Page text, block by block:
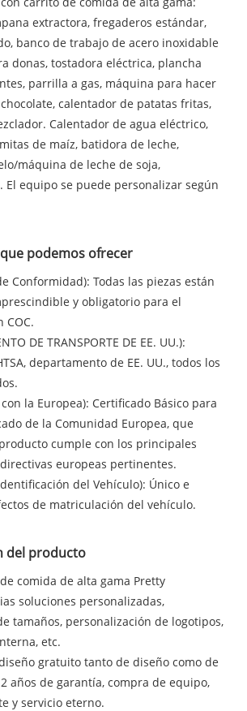
extractora, fregaderos estándar,
banco de trabajo de acero inoxidable
donas, tostadora eléctrica, plancha
parrilla a gas, máquina para hacer
calentador de patatas fritas,
Calentador de agua eléctrico,
de maíz, batidora de leche,
máquina de leche de soja,
El equipo se puede personalizar según
podemos ofrecer
Conformidad): Todas las piezas están
y obligatorio para el
COC.
DE TRANSPORTE DE EE. UU.):
departamento de EE. UU., todos los
la Europea): Certificado Básico para
de la Comunidad Europea, que
cumple con los principales
europeas pertinentes.
del Vehículo): Único e
de matriculación del vehículo.
del producto
comida de alta gama Pretty
soluciones personalizadas,
tamaños, personalización de logotipos,
etc.
gratuito tanto de diseño como de
años de garantía, compra de equipo,
y servicio eterno.